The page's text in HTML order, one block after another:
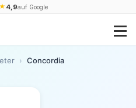
★ 4,9auf Google
› Concordia